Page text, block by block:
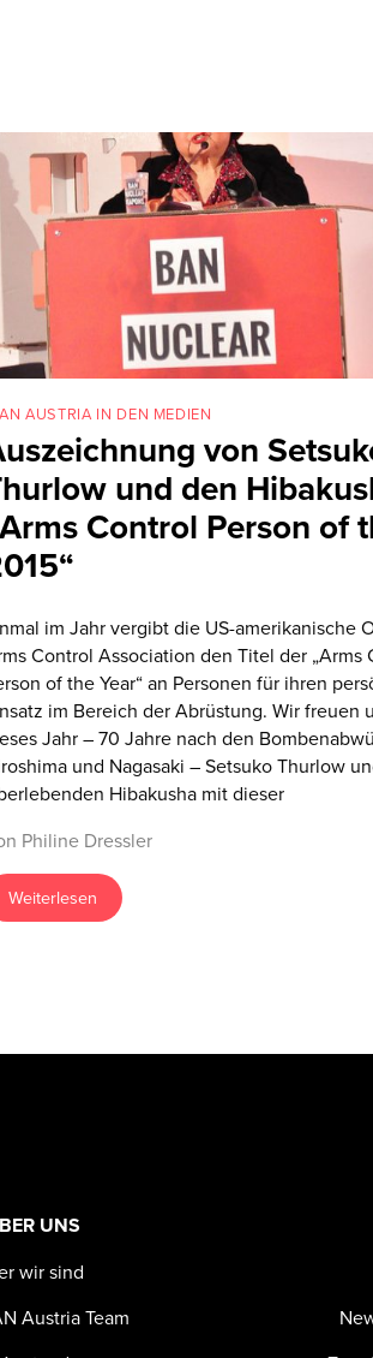
AUSTRIA IN DEN MEDIEN
von
und den
Control Person of
im Jahr vergibt die US-amerikanische
Control Association den Titel der „Arms
of the Year“ an Personen für ihren
im Bereich der Abrüstung. Wir freuen
Jahr – 70 Jahre nach den
und Nagasaki – Setsuko Thurlow
Hibakusha mit dieser
Philine Dressler
Weiterlesen
UNS
wir sind
Austria Team